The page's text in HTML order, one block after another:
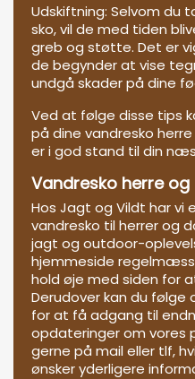
Udskiftning: Selvom du
sko, vil de med tiden
greb og støtte. Det er
de begynder at vise
undgå skader på dine
Ved at følge disse tips
på dine vandresko
er i god stand til din
Vandresko herre
Hos Jagt og Vildt har vi
vandresko til herrer og
jagt og outdoor-
hjemmeside
hold øje med siden for
Derudover kan du følge
for at få adgang til
opdateringer om vores
gerne på mail eller tlf,
ønsker yderligere